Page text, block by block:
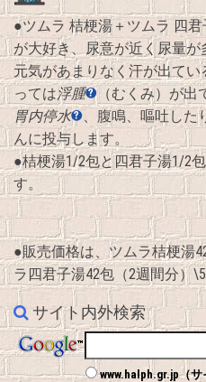
●ツムラ 桔梗湯＋ツムラ 四
が大好き、尿意が近く尿量
元気があまりなく汗が出て
っては浮腫
（むくみ）が出
胃内停水
、腹鳴、嘔吐した
んに投与します。
●桔梗湯1/2包と四君子湯1/2
す。
●販売価格は、ツムラ桔梗湯
ラ四君子湯42包（2週間分）
サイト内外検索
www.halph.gr.jp（